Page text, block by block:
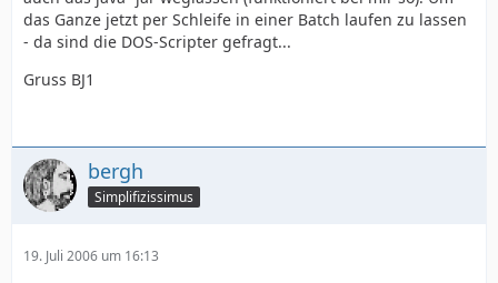
das Ganze jetzt per Schleife in einer Batch laufen zu lassen
- da sind die DOS-Scripter gefragt...
Gruss BJ1
bergh
Simplifizissimus
19. Juli 2006 um 16:13